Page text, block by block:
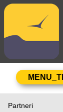
Partneri